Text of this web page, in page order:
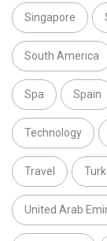
Singapore
South America
Spa Spain
Technology
Travel
United Arab